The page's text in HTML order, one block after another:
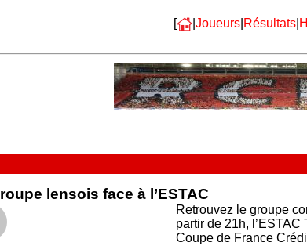
[ | Joueurs| Résultats|
lensois face à l’ESTAC
Retrouvez le groupe
partir de 21h,
Coupe de France